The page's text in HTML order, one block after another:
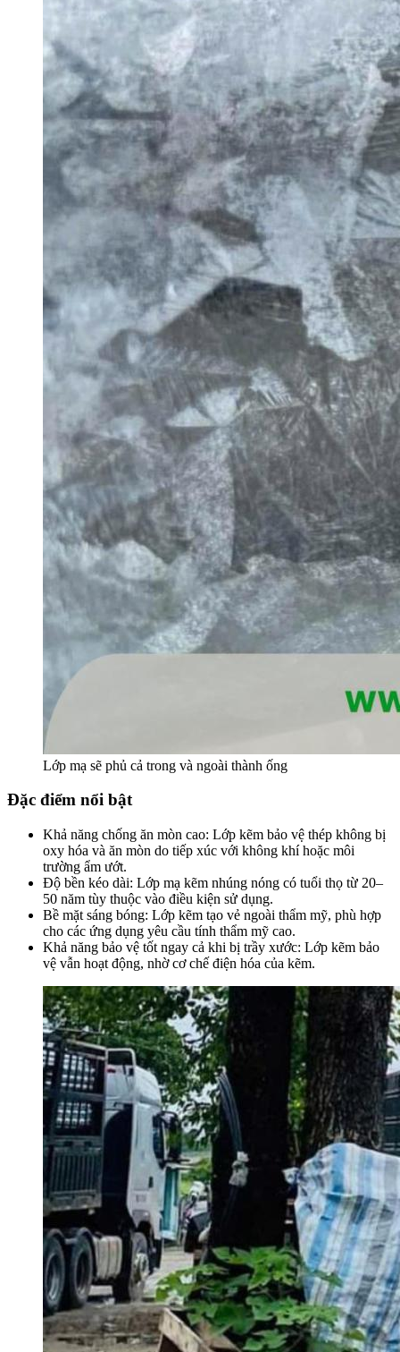
Lớp mạ sẽ phủ cả trong và ngoài thành ống
Đặc điểm nổi bật
Khả năng chống ăn mòn cao: Lớp kẽm bảo vệ thép không bị
oxy hóa và ăn mòn do tiếp xúc với không khí hoặc môi
trường ẩm ướt.
Độ bền kéo dài: Lớp mạ kẽm nhúng nóng có tuổi thọ từ 20–
50 năm tùy thuộc vào điều kiện sử dụng.
Bề mặt sáng bóng: Lớp kẽm tạo vẻ ngoài thẩm mỹ, phù hợp
cho các ứng dụng yêu cầu tính thẩm mỹ cao.
Khả năng bảo vệ tốt ngay cả khi bị trầy xước: Lớp kẽm bảo
vệ vẫn hoạt động, nhờ cơ chế điện hóa của kẽm.